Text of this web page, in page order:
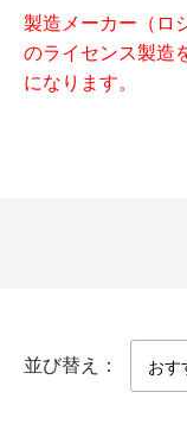
製造メーカー（ロ
のライセンス製造
になります。
並び替え：